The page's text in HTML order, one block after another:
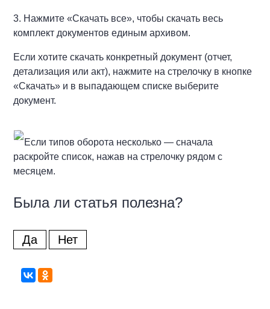
3. Нажмите «Скачать все», чтобы скачать весь
комплект документов единым архивом.
Если хотите скачать конкретный документ (отчет,
детализация или акт), нажмите на стрелочку в кнопке
«Скачать» и в выпадающем списке выберите
документ.
Если типов оборота несколько — сначала
раскройте список, нажав на стрелочку рядом с
месяцем.
Была ли статья полезна?
Да Нет